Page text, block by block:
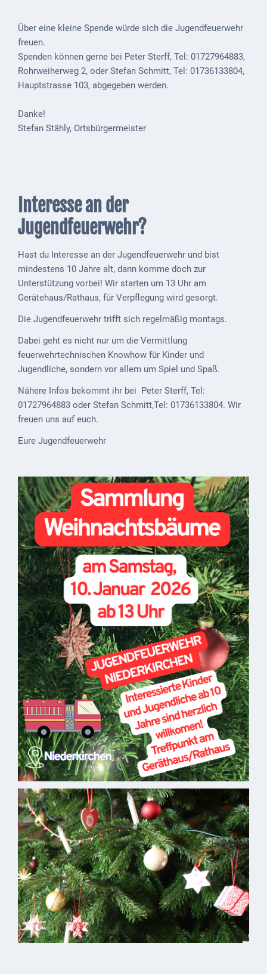
Notfallnummern
Suche
Niederkirchen
Social
Media
Historisches
Bau
Schwesternhaus
1906
Bürgerhospital
Deidesheim
Akten
1793
Geplante
Regionalbahn
Teilung
Gemarkungen
Schulbilder
Datenschutz
Kontakt
Veranstaltungen
und Events
Kultur &
Freizeit
Feste
feiern
Wandern/Nord.Walking
Radfahren
VG
Musikschule
und VHS
Kalender
Wein &
Genuss
Fest um
den
Wein
Weinprinzessin
Wein- &
Sektgüter,
Über eine kleine Spende würde sich die Jugendfeuerwehr
freuen.
Spenden können gerne bei Peter Sterff, Tel: 01727964883,
Rohrweiherweg 2, oder Stefan Schmitt, Tel: 01736133804,
Hauptstrasse 103, abgegeben werden.
Danke!
Stefan Stähly, Ortsbürgermeister
Interesse an der
Jugendfeuerwehr?
Hast du Interesse an der Jugendfeuerwehr und bist
mindestens 10 Jahre alt, dann komme doch zur
Unterstützung vorbei! Wir starten um 13 Uhr am
Gerätehaus/Rathaus, für Verpflegung wird gesorgt.
Die Jugendfeuerwehr trifft sich regelmäßig montags.
Dabei geht es nicht nur um die Vermittlung
feuerwehrtechnischen Knowhow für Kinder und
Jugendliche, sondern vor allem um Spiel und Spaß.
Nähere Infos bekommt ihr bei Peter Sterff, Tel:
01727964883 oder Stefan Schmitt,Tel: 01736133804. Wir
freuen uns auf euch.
Eure Jugendfeuerwehr